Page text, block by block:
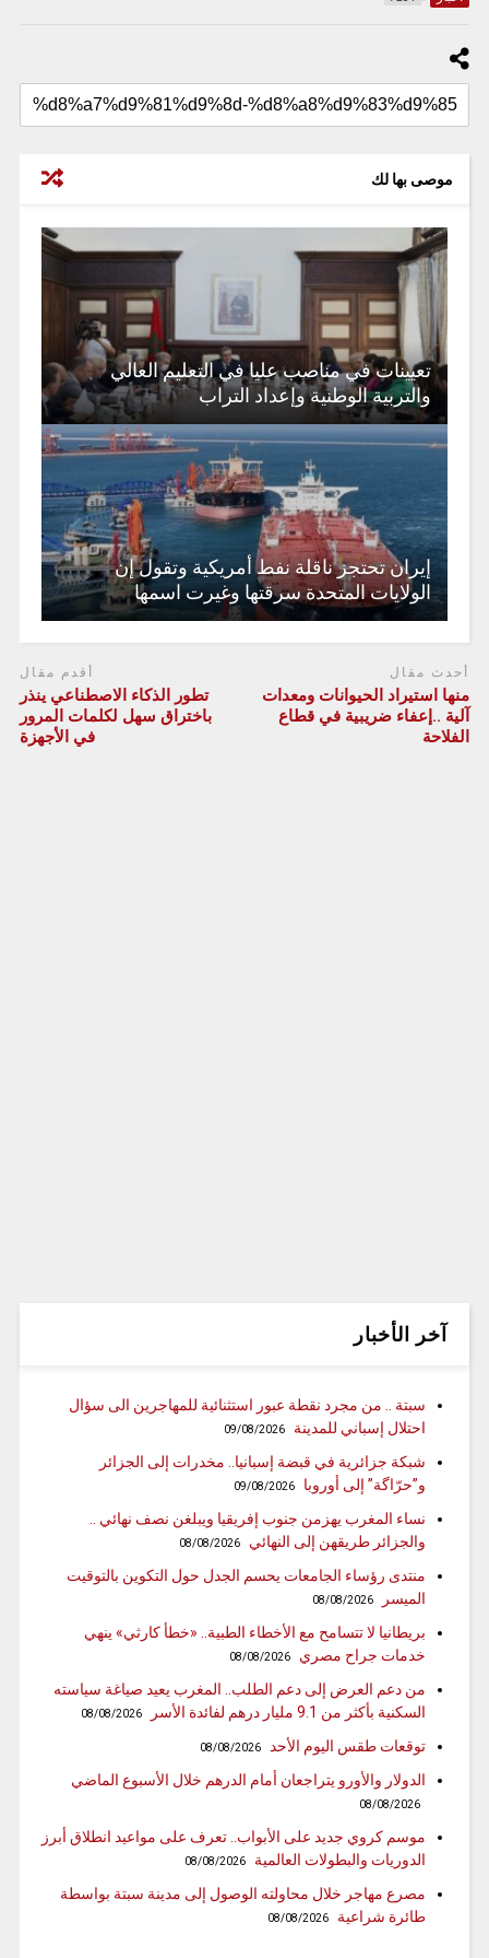
موصى بها لك
تعيينات في مناصب عليا في التعليم العالي
والتربية الوطنية وإعداد التراب
إيران تحتجز ناقلة نفط أمريكية وتقول إن
الولايات المتحدة سرقتها وغيرت اسمها
أحدث مقال
منها استيراد الحيوانات ومعدات
آلية ..إعفاء ضريبية في قطاع
الفلاحة
أقدم مقال
تطور الذكاء الاصطناعي ينذر
باختراق سهل لكلمات المرور
في الأجهزة
آخر الأخبار
سبتة .. من مجرد نقطة عبور استثنائية للمهاجرين الى سؤال
احتلال إسباني للمدينة
09/08/2026
شبكة جزائرية في قبضة إسبانيا.. مخدرات إلى الجزائر
و”حرّاگة” إلى أوروبا
09/08/2026
نساء المغرب يهزمن جنوب إفريقيا ويبلغن نصف نهائي ..
والجزائر طريقهن إلى النهائي
08/08/2026
منتدى رؤساء الجامعات يحسم الجدل حول التكوين بالتوقيت
الميسر
08/08/2026
بريطانيا لا تتسامح مع الأخطاء الطبية.. «خطأ كارثي» ينهي
خدمات جراح مصري
08/08/2026
من دعم العرض إلى دعم الطلب.. المغرب يعيد صياغة سياسته
السكنية بأكثر من 9.1 مليار درهم لفائدة الأسر
08/08/2026
توقعات طقس اليوم الأحد 08/08/2026
الدولار والأورو يتراجعان أمام الدرهم خلال الأسبوع الماضي
08/08/2026
موسم كروي جديد على الأبواب.. تعرف على مواعيد انطلاق أبرز
الدوريات والبطولات العالمية
08/08/2026
مصرع مهاجر خلال محاولته الوصول إلى مدينة سبتة بواسطة
طائرة شراعية
08/08/2026